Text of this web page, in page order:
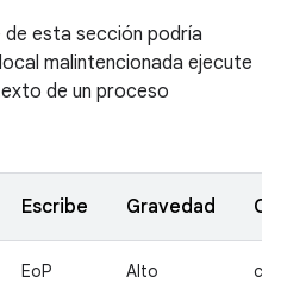
de esta sección podría
malintencionada ejecute
de un proceso
Escribe Gravedad
EoP Alto